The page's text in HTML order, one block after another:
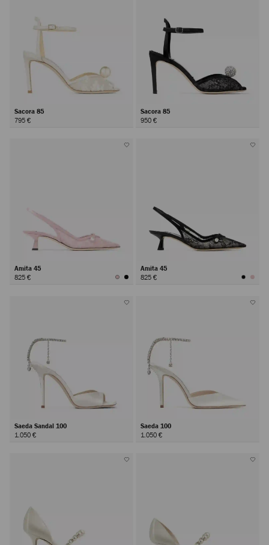
Sacora 85
795 €
Sacora 85
950 €
Amita 45
825 €
Amita 45
825 €
Saeda Sandal 100
1.050 €
Saeda 100
1.050 €